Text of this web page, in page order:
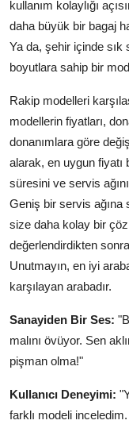
kullanım kolaylığı
daha büyük bir bagaj
Ya da, şehir içinde sık
boyutlara sahip bir
Rakip modelleri
modellerin fiyatları,
donanımlara göre
alarak, en uygun fiyatı
süresini ve servis
Geniş bir servis ağına
size daha kolay bir
değerlendirdikten
Unutmayın, en iyi
karşılayan arabadır.
Sanayiden Bir Ses:
malını övüyor. Sen
pişman olma!"
Kullanıcı Deneyimi:
farklı modeli